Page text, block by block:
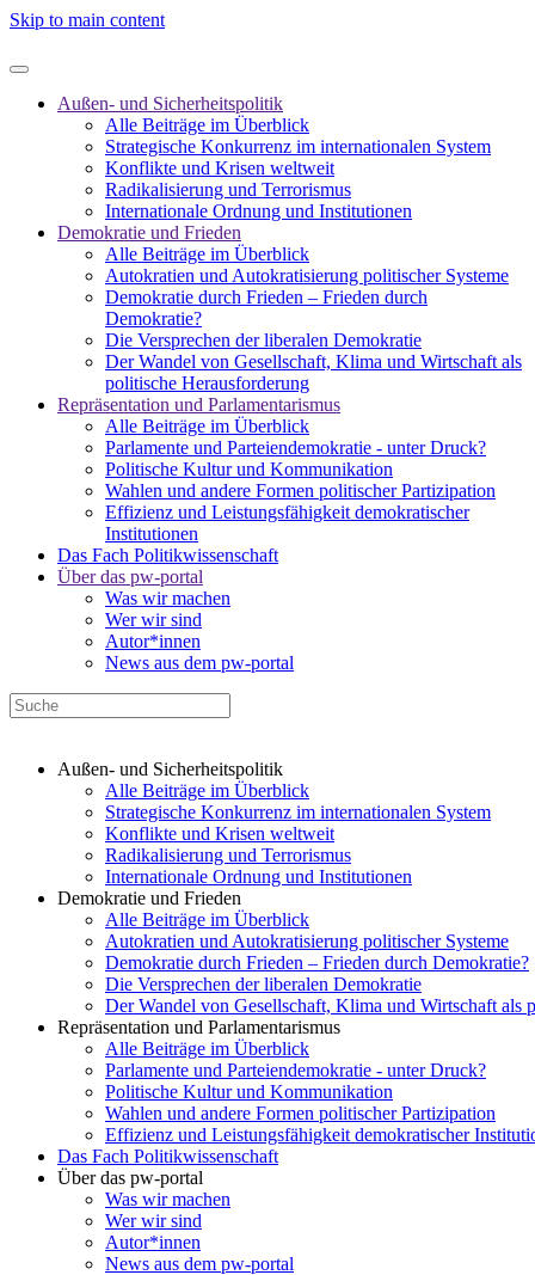
Skip to main content
Außen- und Sicherheitspolitik
Alle Beiträge im Überblick
Strategische Konkurrenz im internationalen System
Konflikte und Krisen weltweit
Radikalisierung und Terrorismus
Internationale Ordnung und Institutionen
Demokratie und Frieden
Alle Beiträge im Überblick
Autokratien und Autokratisierung politischer Systeme
Demokratie durch Frieden – Frieden durch
Demokratie?
Die Versprechen der liberalen Demokratie
Der Wandel von Gesellschaft, Klima und Wirtschaft als
politische Herausforderung
Repräsentation und Parlamentarismus
Alle Beiträge im Überblick
Parlamente und Parteiendemokratie - unter Druck?
Politische Kultur und Kommunikation
Wahlen und andere Formen politischer Partizipation
Effizienz und Leistungsfähigkeit demokratischer
Institutionen
Das Fach Politikwissenschaft
Über das pw-portal
Was wir machen
Wer wir sind
Autor*innen
News aus dem pw-portal
Außen- und Sicherheitspolitik
Alle Beiträge im Überblick
Strategische Konkurrenz im internationalen System
Konflikte und Krisen weltweit
Radikalisierung und Terrorismus
Internationale Ordnung und Institutionen
Demokratie und Frieden
Alle Beiträge im Überblick
Autokratien und Autokratisierung politischer Systeme
Demokratie durch Frieden – Frieden durch Demokratie?
Die Versprechen der liberalen Demokratie
Der Wandel von Gesellschaft, Klima und Wirtschaft als
Repräsentation und Parlamentarismus
Alle Beiträge im Überblick
Parlamente und Parteiendemokratie - unter Druck?
Politische Kultur und Kommunikation
Wahlen und andere Formen politischer Partizipation
Effizienz und Leistungsfähigkeit demokratischer
Das Fach Politikwissenschaft
Über das pw-portal
Was wir machen
Wer wir sind
Autor*innen
News aus dem pw-portal